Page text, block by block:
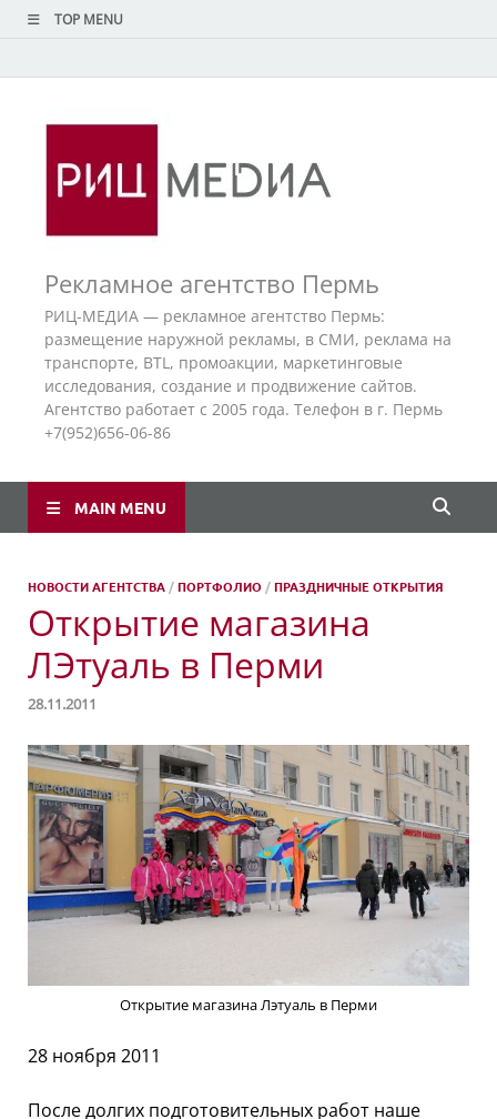
TOP MENU
Рекламное агентство Пермь
РИЦ-МЕДИА — рекламное агентство Пермь:
размещение наружной рекламы, в СМИ, реклама на
транспорте, BTL, промоакции, маркетинговые
исследования, создание и продвижение сайтов.
Агентство работает с 2005 года. Телефон в г. Пермь
+7(952)656-06-86
MAIN MENU
НОВОСТИ АГЕНТСТВА /ПОРТФОЛИО /ПРАЗДНИЧНЫЕ ОТКРЫТИЯ
Открытие магазина
ЛЭтуаль в Перми
28.11.2011
Открытие магазина Лэтуаль в Перми
28 ноября 2011
После долгих подготовительных работ наше